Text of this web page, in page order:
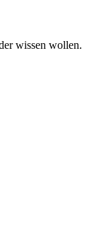
wissen wollen.